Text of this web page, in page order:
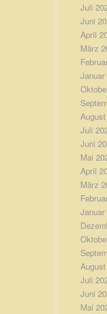
Juli
Juni
April
März
Juli
Juni
Mai
April
März
Juli
Juni
Mai